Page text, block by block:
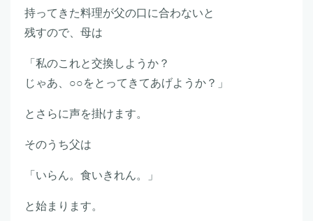
持ってきた料理が父の口に合わないと
残すので、母は
「私のこれと交換しようか？
じゃあ、○○をとってきてあげようか？」
とさらに声を掛けます。
そのうち父は
「いらん。食いきれん。」
と始まります。